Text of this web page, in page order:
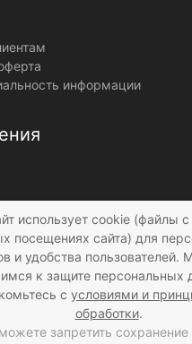
информации
«Мир брюк»
Мы
а также c
продажи.
использует cookie (файлы
посещениях сайта) для
и удобства пользователей.
к защите
с условиями и
обработки.
запретить сохранение